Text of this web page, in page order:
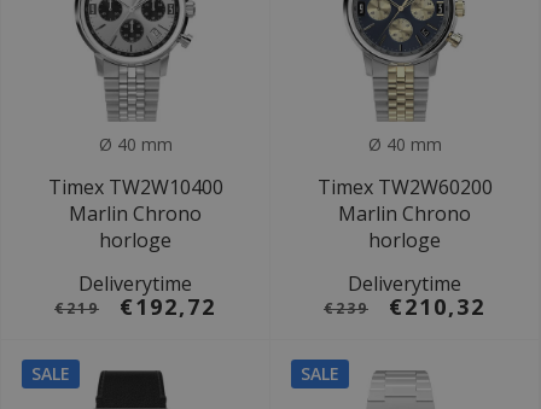
Ø 40 mm
Timex TW2W10400
Marlin Chrono
horloge
Deliverytime
€219 €192,72
Ø 40 mm
Timex TW2W60200
Marlin Chrono
horloge
Deliverytime
€239 €210,32
SALE SALE